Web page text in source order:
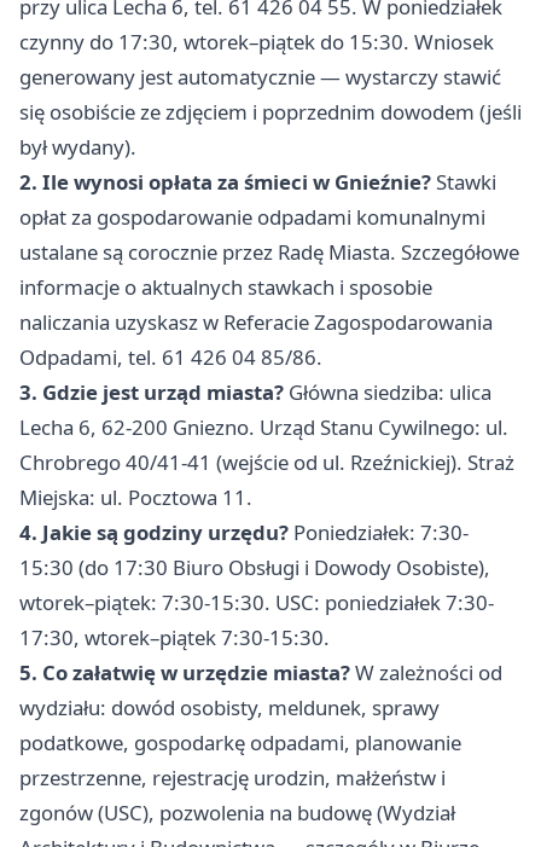
przy ulica Lecha 6, tel. 61 426 04 55. W poniedziałek
czynny do 17:30, wtorek–piątek do 15:30. Wniosek
generowany jest automatycznie — wystarczy stawić
się osobiście ze zdjęciem i poprzednim dowodem (jeśli
był wydany).
2. Ile wynosi opłata za śmieci w Gnieźnie?Stawki
opłat za gospodarowanie odpadami komunalnymi
ustalane są corocznie przez Radę Miasta. Szczegółowe
informacje o aktualnych stawkach i sposobie
naliczania uzyskasz w Referacie Zagospodarowania
Odpadami, tel. 61 426 04 85/86.
3. Gdzie jest urząd miasta? Główna siedziba: ulica
Lecha 6, 62-200 Gniezno. Urząd Stanu Cywilnego: ul.
Chrobrego 40/41-41 (wejście od ul. Rzeźnickiej). Straż
Miejska: ul. Pocztowa 11.
4. Jakie są godziny urzędu? Poniedziałek: 7:30-
15:30 (do 17:30 Biuro Obsługi i Dowody Osobiste),
wtorek–piątek: 7:30-15:30. USC: poniedziałek 7:30-
17:30, wtorek–piątek 7:30-15:30.
5. Co załatwię w urzędzie miasta?W zależności od
wydziału: dowód osobisty, meldunek, sprawy
podatkowe, gospodarkę odpadami, planowanie
przestrzenne, rejestrację urodzin, małżeństw i
zgonów (USC), pozwolenia na budowę (Wydział